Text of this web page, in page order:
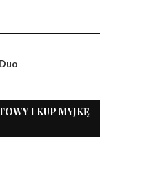
I KUP MYJKĘ